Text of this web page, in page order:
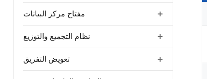
مفتاح مركز البيانات
نظام التجميع والتوزيع
تعويض التفريق